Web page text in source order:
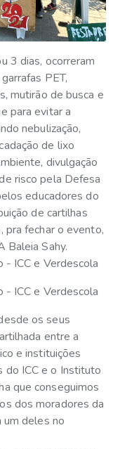
3 dias, ocorreram
PET,
mutirão de busca e
para evitar a
nebulização,
de lixo
divulgação
risco pela Defesa
educadores do
de cartilhas
pra fechar o evento,
Baleia Sahy.
os seus
entre a
e instituições
do ICC e o Instituto
que conseguimos
dos moradores da
um deles no